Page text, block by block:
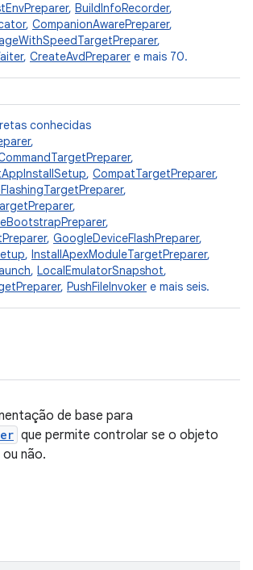
, BuildInfoRecorder,
, CompanionAwarePreparer,
,
, CreateAvdPreparer e mais 70.
conhecidas
,
,
, CompatTargetPreparer,
,
,
,
, GoogleDeviceFlashPreparer,
, InstallApexModuleTargetPreparer,
, LocalEmulatorSnapshot,
, PushFileInvoker e mais seis.
de base para
que permite controlar se o objeto
não.